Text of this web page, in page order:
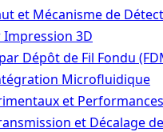
et Mécanisme de
3D
Dépôt de Fil Fondu
Microfluidique
et Performances
et Décalage